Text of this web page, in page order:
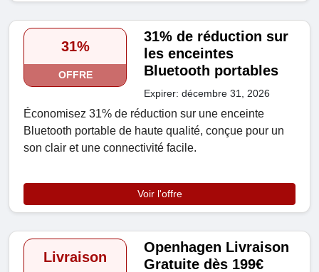
31%
OFFRE
31% de réduction sur
les enceintes
Bluetooth portables
Expirer: décembre 31, 2026
Économisez 31% de réduction sur une enceinte
Bluetooth portable de haute qualité, conçue pour un
son clair et une connectivité facile.
Voir l'offre
Livraison
Openhagen Livraison
Gratuite dès 199€